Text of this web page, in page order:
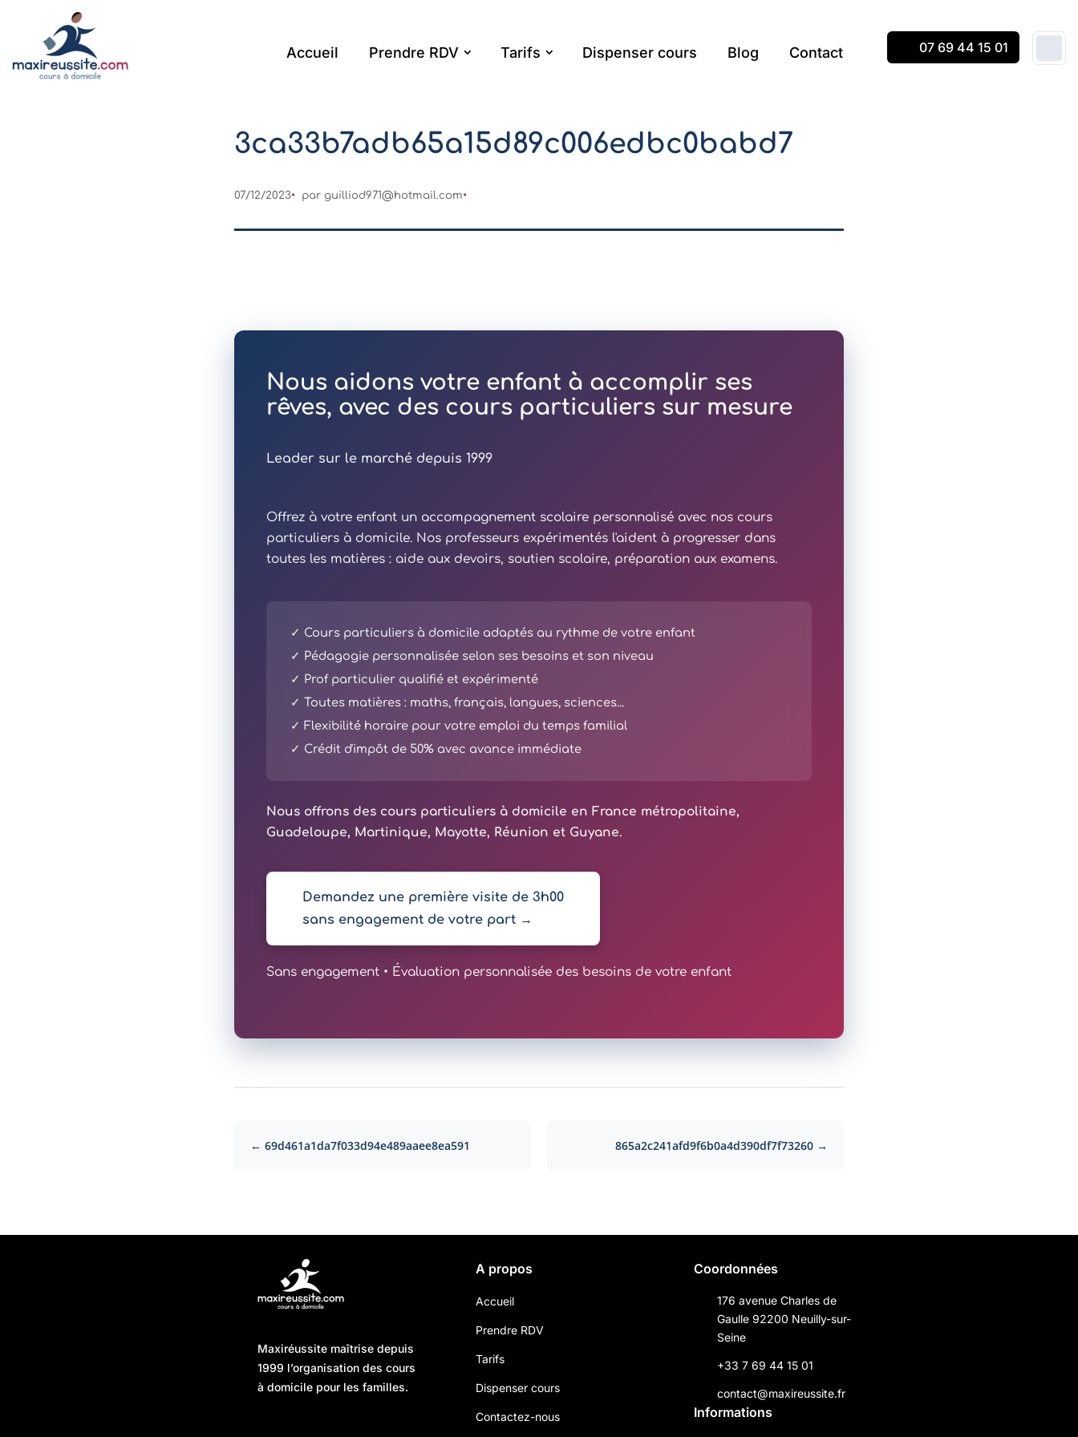
Accueil Prendre RDV Tarifs Dispenser cours Blog Contact 07 69 44 15 01
3ca33b7adb65a15d89c006edbc0babd7
07/12/2023 par guilliod971@hotmail.com
Nous aidons votre enfant à accomplir ses
rêves, avec des cours particuliers sur mesure
Leader sur le marché depuis 1999
Offrez à votre enfant un accompagnement scolaire personnalisé avec nos cours
particuliers à domicile. Nos professeurs expérimentés l'aident à progresser dans
toutes les matières : aide aux devoirs, soutien scolaire, préparation aux examens.
✓ Cours particuliers à domicile adaptés au rythme de votre enfant
✓ Pédagogie personnalisée selon ses besoins et son niveau
✓ Prof particulier qualifié et expérimenté
✓ Toutes matières : maths, français, langues, sciences...
✓ Flexibilité horaire pour votre emploi du temps familial
✓ Crédit d'impôt de 50% avec avance immédiate
Nous offrons des cours particuliers à domicile en France métropolitaine,
Guadeloupe, Martinique, Mayotte, Réunion et Guyane.
Demandez une première visite de 3h00
sans engagement de votre part →
Sans engagement • Évaluation personnalisée des besoins de votre enfant
← 69d461a1da7f033d94e489aaee8ea591 865a2c241afd9f6b0a4d390df7f73260 →
Maxiréussite maîtrise depuis
1999 l’organisation des cours
à domicile pour les familles.
A propos
Accueil
Prendre RDV
Tarifs
Dispenser cours
Contactez-nous
Coordonnées
176 avenue Charles de
Gaulle 92200 Neuilly-sur-
Seine
+33 7 69 44 15 01
contact@maxireussite.fr
Informations